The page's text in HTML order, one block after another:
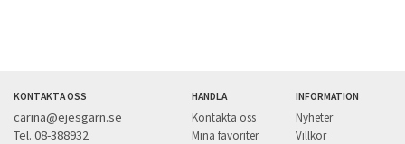
KONTAKTA OSS
carina@ejesgarn.se
Tel. 08-388932
HANDLA
Kontakta oss
Mina favoriter
INFORMATION
Nyheter
Villkor